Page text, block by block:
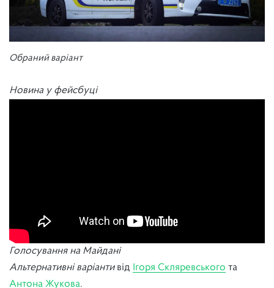
Обраний варіант
Новина у фейсбуці
Голосування на Майдані
Альтернативні варіантивід Ігоря Скляревського та
Антона Жукова.